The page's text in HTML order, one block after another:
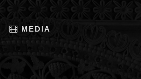
MEDIA